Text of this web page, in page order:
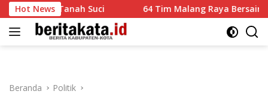
Langsung
ke
konten
Hot News
Tanah Suci 64 Tim Malang Raya Bersaing Adu
Beranda Politik